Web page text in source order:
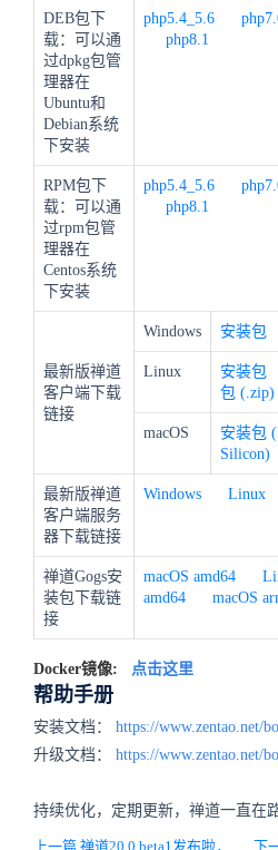
DEB包下
载：可以通
过dpkg包管
理器在
Ubuntu和
Debian系统
下安装
php5.4_5.6
php8.1
RPM包下
载：可以通
过rpm包管
理器在
Centos系统
下安装
php5.4_5.6
php8.1
最新版禅道
客户端下载
链接
Windows 安装包
Linux 安装包
包 (.zip)
macOS 安装包
Silicon)
最新版禅道
客户端服务
器下载链接
Windows Linux
禅道Gogs安
装包下载链
接
macOS amd64
amd64
macOS
Docker镜像: 点击这里
帮助手册
安装文档： https://www.zentao.net/
升级文档： https://www.zentao.net/
持续优化，定期更新，禅道一直在